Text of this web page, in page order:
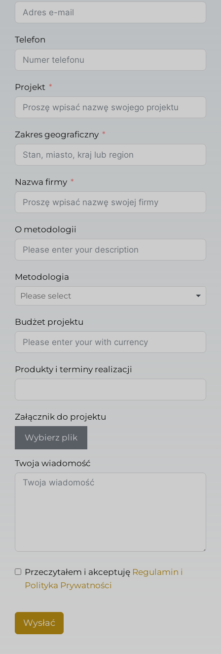
Telefon
Projekt
Zakres geograficzny
Nazwa firmy
O metodologii
Metodologia
Budżet projektu
Produkty i terminy realizacji
Załącznik do projektu
Wybierz plik
Twoja wiadomość
Przeczytałem i akceptuję Regulamin i
Polityka Prywatności
Wysłać